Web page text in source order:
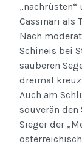
Cassinari als
Nach
Schineis bei
sauberen
dreimal
Auch am
souverän den
Sieger der